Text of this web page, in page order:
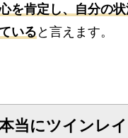
を肯定し、自分の
いる と言えます。
当にツインレ